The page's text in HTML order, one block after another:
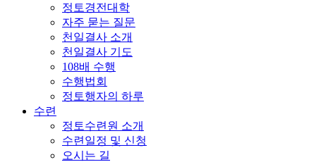
정토경전대학
자주 묻는 질문
천일결사 소개
천일결사 기도
108배 수행
수행법회
정토행자의 하루
수련
정토수련원 소개
수련일정 및 신청
오시는 길